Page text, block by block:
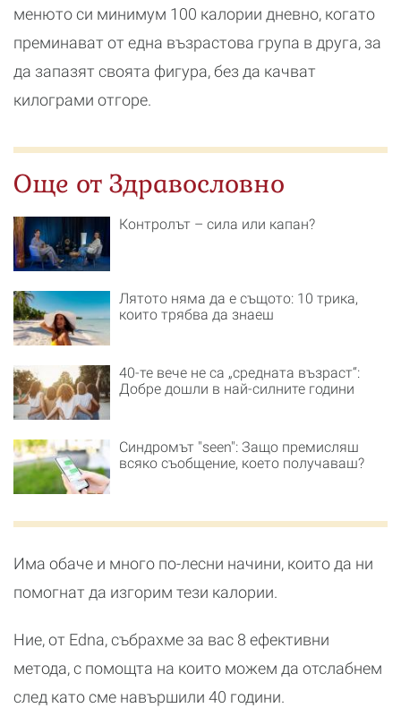
менюто си минимум 100 калории дневно, когато
преминават от една възрастова група в друга, за
да запазят своята фигура, без да качват
килограми отгоре.
Още от Здравословно
Контролът – сила или капан?
Лятото няма да е същото: 10 трика,
които трябва да знаеш
40-те вече не са „средната възраст“:
Добре дошли в най-силните години
Синдромът "seen": Защо премисляш
всяко съобщение, което получаваш?
Има обаче и много по-лесни начини, които да ни
помогнат да изгорим тези калории.
Ние, от Edna, събрахме за вас 8 ефективни
метода, с помощта на които можем да отслабнем
след като сме навършили 40 години.